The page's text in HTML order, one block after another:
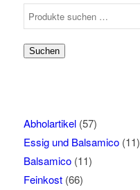
Suchen
Abholartikel (57)
Essig und Balsamico (11)
Balsamico (11)
Feinkost (66)